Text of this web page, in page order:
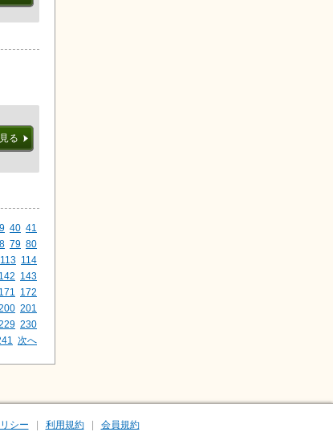
る
40 41
79 80
113 114
142 143
171
172
201
230
次へ
シー 利用規約
会員規約